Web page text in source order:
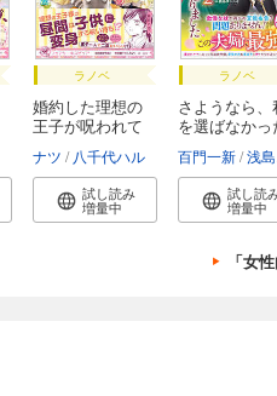
ラノベ
婚約した理想の
王子が呪われて
ナツ 八千代ハル
試し読み
増量中
ラノベ
さようなら、
を選ばなかっ
百門一新 浅島ヨシユキ
試し読
増量中
「女